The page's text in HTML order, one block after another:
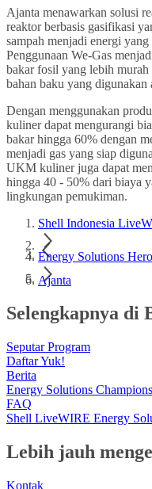
Ajanta menawarkan solusi
reaktor berbasis gasifikasi
sampah menjadi energi
Penggunaan We-Gas
bakar fosil yang lebih
bahan baku yang digunakan
Dengan menggunakan
kuliner dapat mengurangi
bakar hingga 60% dengan
menjadi gas yang siap
UKM kuliner juga dapat
hingga 40 - 50% dari biaya
lingkungan pemukiman.
Shell Indonesia
Energy Solutions
Ajanta
Selengkapnya di
Seputar Program
Daftar Yuk!
Berita
Energy Solutions Champions
FAQ
Shell LiveWIRE Energy
Lebih jauh
Kontak